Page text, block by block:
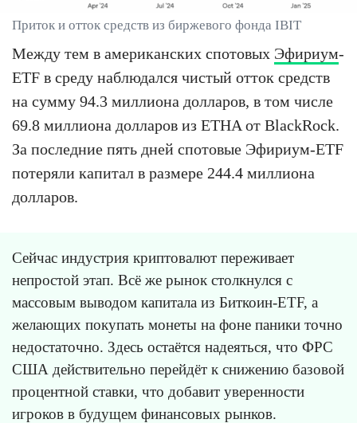
Приток и отток средств из биржевого фонда IBIT
Между тем в американских спотовых Эфириум-
ETF в среду наблюдался чистый отток средств
на сумму 94.3 миллиона долларов, в том числе
69.8 миллиона долларов из ETHA от BlackRock.
За последние пять дней спотовые Эфириум-ETF
потеряли капитал в размере 244.4 миллиона
долларов.
Сейчас индустрия криптовалют переживает
непростой этап. Всё же рынок столкнулся с
массовым выводом капитала из Биткоин-ETF, а
желающих покупать монеты на фоне паники точно
недостаточно. Здесь остаётся надеяться, что ФРС
США действительно перейдёт к снижению базовой
процентной ставки, что добавит уверенности
игроков в будущем финансовых рынков.